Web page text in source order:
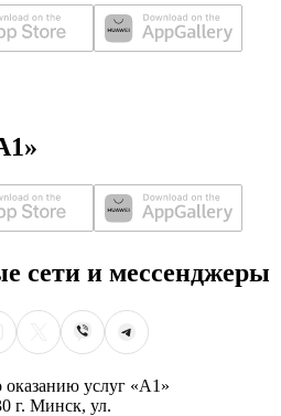
сети и мессенджеры
оказанию услуг «А1»
г. Минск, ул.